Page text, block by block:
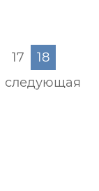
17
18
следующая